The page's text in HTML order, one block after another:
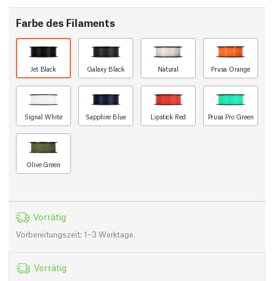
Farbe des Filaments
Jet Black Galaxy Black Natural Prusa Orange
Signal White Sapphire Blue Lipstick Red Prusa Pro Green
Olive Green
Vorrätig
Vorbereitungszeit: 1–3 Werktage.
Vorrätig